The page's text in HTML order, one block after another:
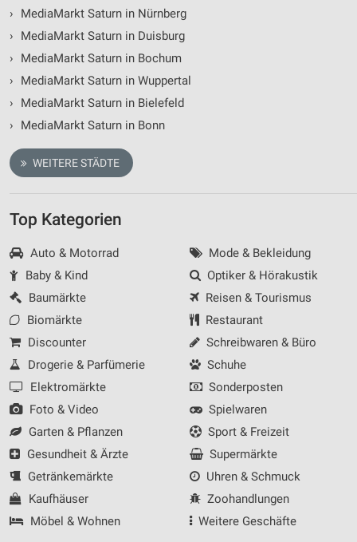
›
MediaMarkt Saturn in Nürnberg
›
MediaMarkt Saturn in Duisburg
›
MediaMarkt Saturn in Bochum
›
MediaMarkt Saturn in Wuppertal
›
MediaMarkt Saturn in Bielefeld
›
MediaMarkt Saturn in Bonn
WEITERE STÄDTE
Top Kategorien
Auto & Motorrad
Baby & Kind
Baumärkte
Biomärkte
Discounter
Drogerie & Parfümerie
Elektromärkte
Foto & Video
Garten & Pflanzen
Gesundheit & Ärzte
Getränkemärkte
Kaufhäuser
Möbel & Wohnen
Mode & Bekleidung
Optiker & Hörakustik
Reisen & Tourismus
Restaurant
Schreibwaren & Büro
Schuhe
Sonderposten
Spielwaren
Sport & Freizeit
Supermärkte
Uhren & Schmuck
Zoohandlungen
Weitere Geschäfte